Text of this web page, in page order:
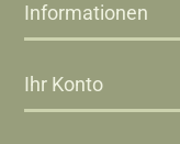
Informationen
Ihr Konto